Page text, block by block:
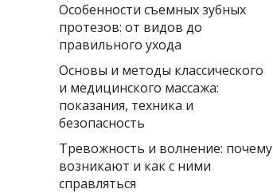
Особенности съемных зубных
протезов: от видов до
правильного ухода
Основы и методы классического
и медицинского массажа:
показания, техника и
безопасность
Тревожность и волнение: почему
возникают и как с ними
справляться